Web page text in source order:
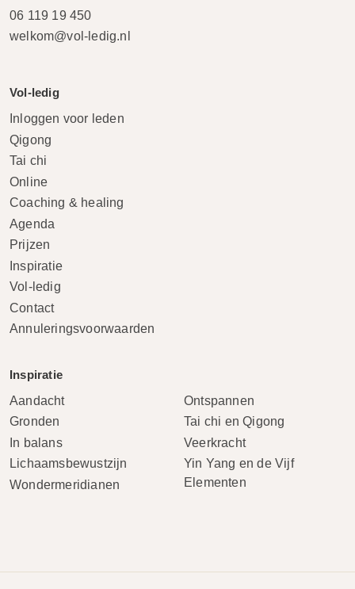
06 119 19 450
welkom@vol-ledig.nl
Vol-ledig
Inloggen voor leden
Qigong
Tai chi
Online
Coaching & healing
Agenda
Prijzen
Inspiratie
Vol-ledig
Contact
Annuleringsvoorwaarden
Inspiratie
Aandacht
Gronden
In balans
Lichaamsbewustzijn
Wondermeridianen
Ontspannen
Tai chi en Qigong
Veerkracht
Yin Yang en de Vijf
Elementen